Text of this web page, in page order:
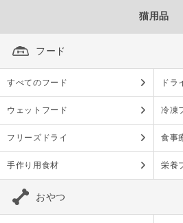
猫用品
フード
すべてのフード ドラ
ウェットフード 冷凍
フリーズドライ 食事
手作り用食材 栄養
おやつ